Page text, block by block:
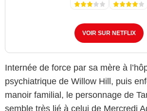
VOIR SUR NETFLIX
Internée de force par sa mère à
psychiatrique de Willow Hill, puis
manoir familial, le personnage de
semble très lié à celui de Mercredi